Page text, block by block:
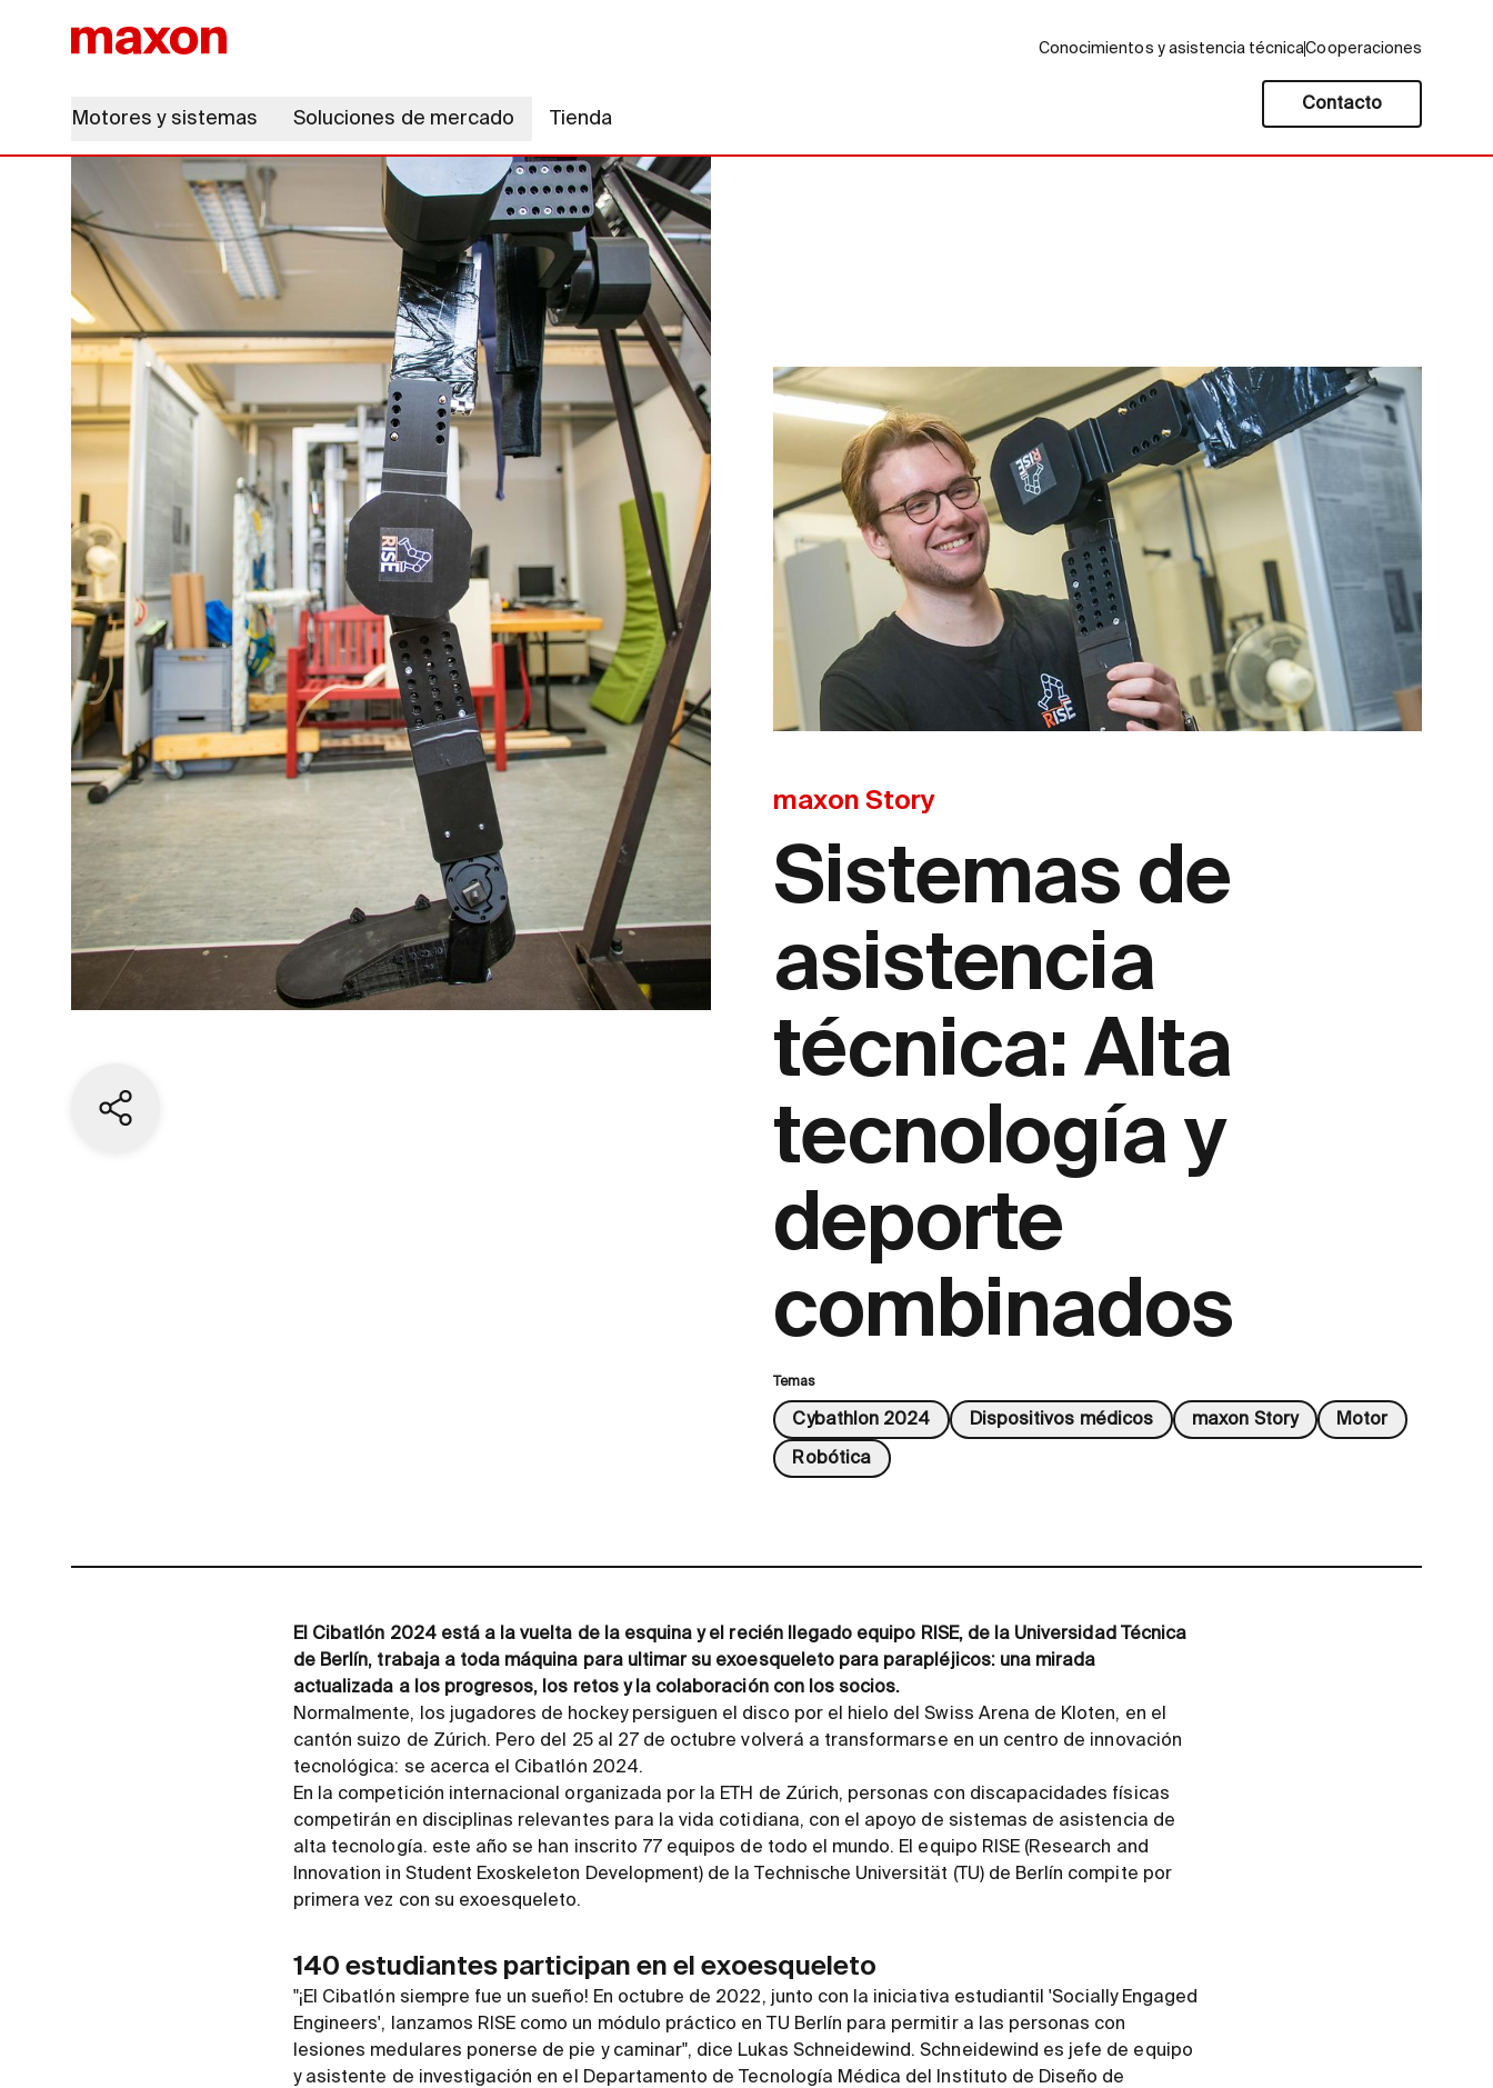
Conocimientos y asistencia técnicaCooperaciones
Motores y sistemas Soluciones de mercado Tienda
Contacto
maxon Story
Sistemas de
asistencia
técnica: Alta
tecnología y
deporte
combinados
Temas
Cybathlon 2024 Dispositivos médicos maxon Story Motor
Robótica
Share current page
El Cibatlón 2024 está a la vuelta de la esquina y el recién llegado equipo RISE, de la Universidad Técnica
de Berlín, trabaja a toda máquina para ultimar su exoesqueleto para parapléjicos: una mirada
actualizada a los progresos, los retos y la colaboración con los socios.
Normalmente, los jugadores de hockey persiguen el disco por el hielo del Swiss Arena de Kloten, en el
cantón suizo de Zúrich. Pero del 25 al 27 de octubre volverá a transformarse en un centro de innovación
tecnológica: se acerca el Cibatlón 2024.
En la competición internacional organizada por la ETH de Zúrich, personas con discapacidades físicas
competirán en disciplinas relevantes para la vida cotidiana, con el apoyo de sistemas de asistencia de
alta tecnología. este año se han inscrito 77 equipos de todo el mundo. El equipo RISE (Research and
Innovation in Student Exoskeleton Development) de la Technische Universität (TU) de Berlín compite por
primera vez con su exoesqueleto.
140 estudiantes participan en el exoesqueleto
"¡El Cibatlón siempre fue un sueño! En octubre de 2022, junto con la iniciativa estudiantil 'Socially Engaged
Engineers', lanzamos RISE como un módulo práctico en TU Berlín para permitir a las personas con
lesiones medulares ponerse de pie y caminar", dice Lukas Schneidewind. Schneidewind es jefe de equipo
y asistente de investigación en el Departamento de Tecnología Médica del Instituto de Diseño de